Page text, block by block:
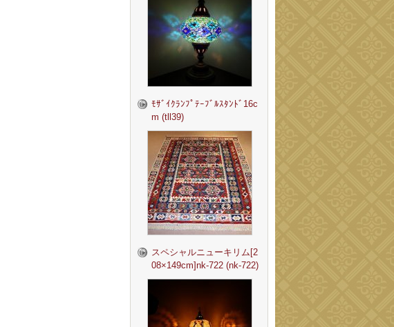
ﾓｻﾞｲｸﾗﾝﾌﾟﾃｰﾌﾞﾙｽﾀﾝﾄﾞ16c
m (tll39)
スペシャルニューキリム[2
08×149cm]nk-722 (nk-722)